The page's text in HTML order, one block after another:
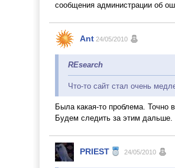
сообщения администрации об
Ant 24/05/2010
REsearch
Что-то сайт стал очень
Была какая-то проблема. Точно
Будем следить за этим дальше.
PRIEST 24/05/2010